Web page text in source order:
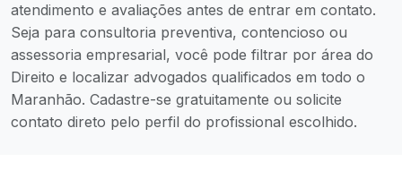
atendimento e avaliações antes de entrar em contato.
Seja para consultoria preventiva, contencioso ou
assessoria empresarial, você pode filtrar por área do
Direito e localizar advogados qualificados em todo o
Maranhão. Cadastre-se gratuitamente ou solicite
contato direto pelo perfil do profissional escolhido.